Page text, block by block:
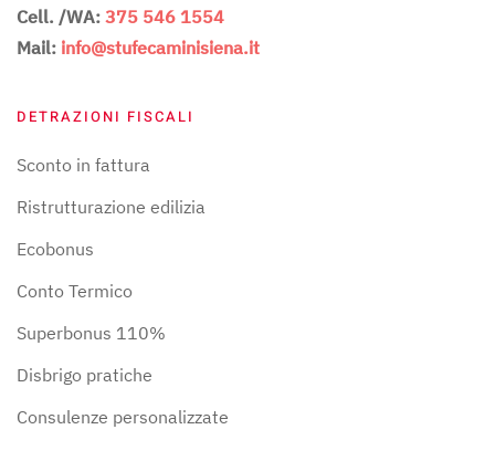
Cell. /WA: 375 546 1554
Mail: info@stufecaminisiena.it
DETRAZIONI FISCALI
Sconto in fattura
Ristrutturazione edilizia
Ecobonus
Conto Termico
Superbonus 110%
Disbrigo pratiche
Consulenze personalizzate